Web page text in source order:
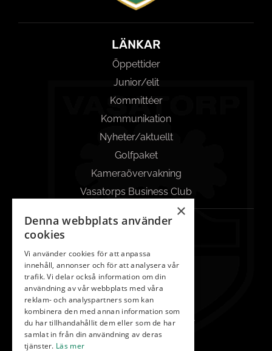
LÄNKAR
Öppettider
Junior/elit
Kommittéer
Kommunikation
Nyheter/aktuellt
Golfpaket
Kameraövervakning
Vasatorps Business Club
042-450 85 00
Reception
info@vasatorp.golf
Restaurang
restaurang@vasatorp.golf
Klubbchef
×
Denna webbplats använder
cookies
Vi använder cookies för att anpassa
innehåll, annonser och för att analysera vår
trafik. Vi delar också information om din
användning av vår webbplats med våra
reklam- och analyspartners som kan
kombinera den med annan information som
du har tillhandahållit dem eller som de har
samlat in från din användning av deras
tjänster. Läs mer